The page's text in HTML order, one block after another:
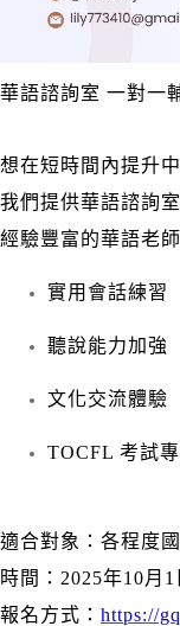
華語諮詢室 一對一
想在短時間內提升
我們提供華語諮詢
經驗豐富的華語老
實用會話練習
聽說能力加強
文化交流體驗
TOCFL 考試
適合對象：各程度
時間：2025年10月1
報名方式： https://